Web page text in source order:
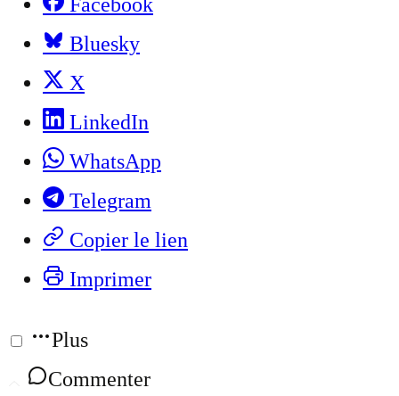
Facebook
Bluesky
X
LinkedIn
WhatsApp
Telegram
Copier le lien
Imprimer
Plus
Commenter